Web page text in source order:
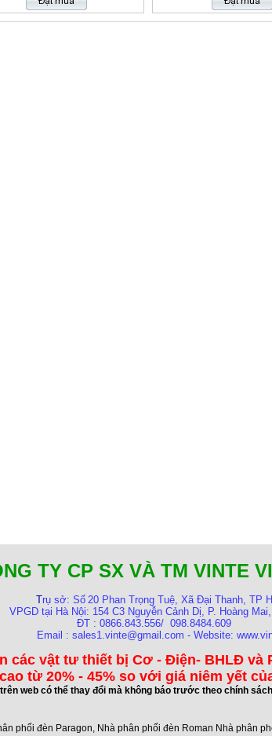
TY CP SX VÀ TM VINTE
Trụ sở: Số 20 Phan Trọng Tuệ, Xã Đại Thanh, TP
VPGD tại Hà Nội: 154 C3 Nguyễn Cảnh Dị, P. Hoàng
ĐT : 0866.843.556/ 098.8484.609
Email : sales1.vinte@gmail.com - Website:
các vật tư thiết bị Cơ - Điện- BHLĐ và
từ 20% - 45% so với giá niêm yết
web có thể thay đổi mà không báo trước theo chính
phối đèn Paragon, Nhà phân phối đèn Roman Nhà phân